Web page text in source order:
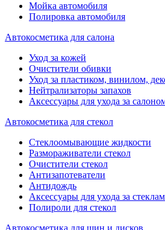
Мойка автомобиля
Полировка автомобиля
Автокосметика для салона
Уход за кожей
Очистители обивки
Уход за пластиком, винилом,
Нейтрализаторы запахов
Аксессуары для ухода за
Автокосметика для стекол
Стеклоомывающие жидкости
Размораживатели стекол
Очистители стекол
Антизапотеватели
Антидождь
Аксессуары для ухода за
Полироли для стекол